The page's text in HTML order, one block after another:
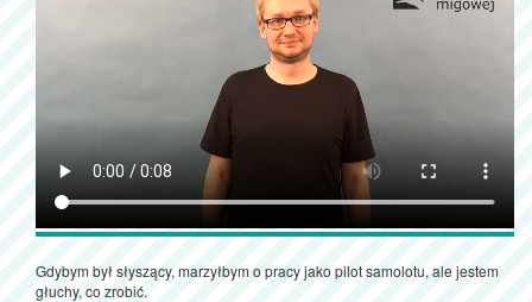
Gdybym był słyszący, marzyłbym o pracy jako pilot samolotu, ale jestem
głuchy, co zrobić.